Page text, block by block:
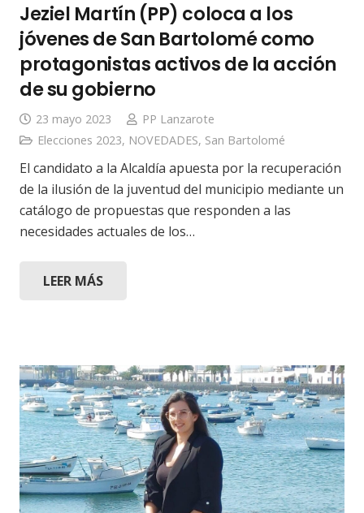
Jeziel Martín (PP) coloca a los
jóvenes de San Bartolomé como
protagonistas activos de la acción
de su gobierno
23 mayo 2023
PP Lanzarote
Elecciones 2023, NOVEDADES, San Bartolomé
El candidato a la Alcaldía apuesta por la recuperación
de la ilusión de la juventud del municipio mediante un
catálogo de propuestas que responden a las
necesidades actuales de los…
LEER MÁS